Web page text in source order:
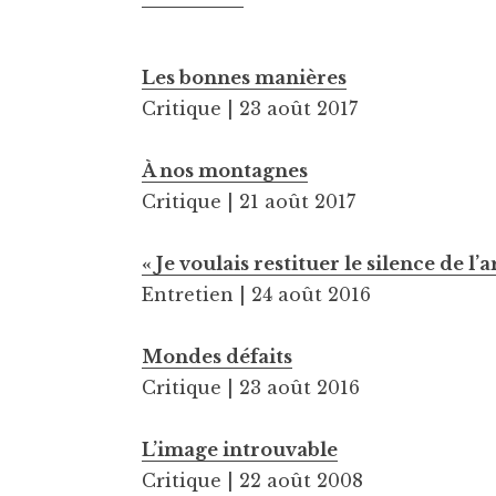
Les bonnes manières
Critique | 23 août 2017
À nos montagnes
Critique | 21 août 2017
« Je voulais restituer le silence de
Entretien | 24 août 2016
Mondes défaits
Critique | 23 août 2016
L’image introuvable
Critique | 22 août 2008